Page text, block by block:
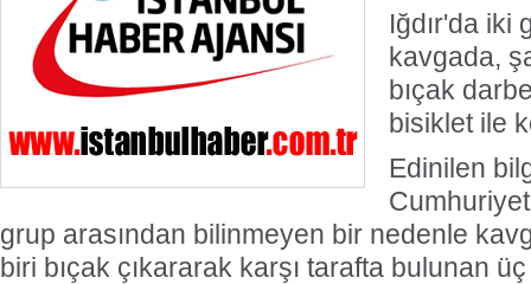
Iğdır'da iki
kavgada,
bıçak
bisiklet ile
Edinilen
grup arasından bilinmeyen bir nedenle
biri bıçak çıkararak karşı tarafta bulunan üç